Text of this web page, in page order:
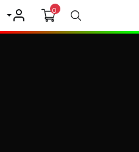
بحث0
حسابي